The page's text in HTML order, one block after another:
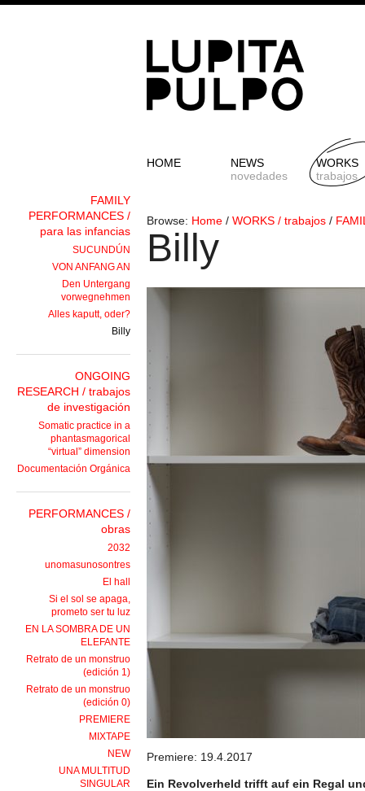
HOME
NEWS
novedades
WORKS
trabajos
Browse: Home / WORKS / trabajos /
Billy
Premiere: 19.4.2017
Ein Revolverheld trifft auf ein Regal
FAMILY
PERFORMANCES /
para las infancias
SUCUNDÚN
VON ANFANG AN
Den Untergang
vorwegnehmen
Alles kaputt, oder?
Billy
ONGOING
RESEARCH / trabajos
de investigación
Somatic practice in a
phantasmagorical
“virtual” dimension
Documentación Orgánica
PERFORMANCES /
obras
2032
unomasunosontres
El hall
Si el sol se apaga,
prometo ser tu luz
EN LA SOMBRA DE UN
ELEFANTE
Retrato de un monstruo
(edición 1)
Retrato de un monstruo
(edición 0)
PREMIERE
MIXTAPE
NEW
UNA MULTITUD
SINGULAR